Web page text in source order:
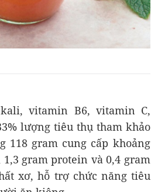
vitamin B6, vitamin C,
lượng tiêu thụ tham khảo
118 gram cung cấp khoảng
gram protein và 0,4 gram
xơ, hỗ trợ chức năng tiêu